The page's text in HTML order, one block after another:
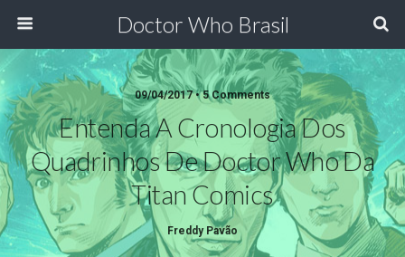
Doctor Who Brasil
09/04/2017 • 5 Comments
Entenda A Cronologia Dos
Quadrinhos De Doctor Who Da
Titan Comics
Freddy Pavão